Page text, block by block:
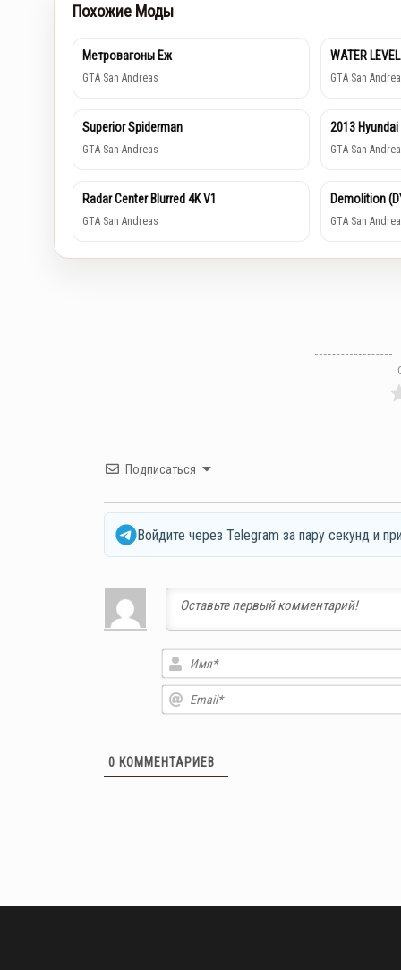
Похожие Моды
Метровагоны Еж
GTA San Andreas
WATER LEVEL
GTA San
Superior Spiderman
GTA San Andreas
2013
GTA San
Radar Center Blurred 4K V1
GTA San Andreas
Demolition
GTA San
Подписаться
Войдите через Telegram за пару секунд и
0 КОММЕНТАРИЕВ